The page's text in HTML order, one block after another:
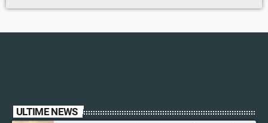
ULTIME NEWS